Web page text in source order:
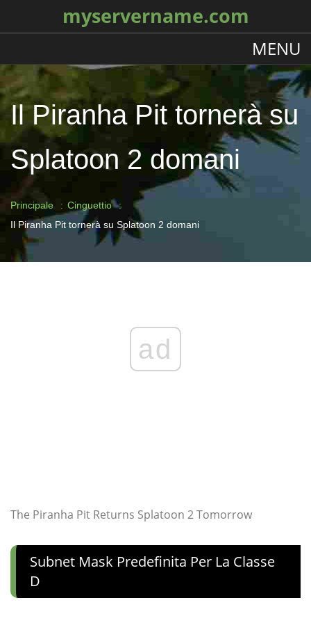
myservername.com
MENU
Il Piranha Pit tornerà su
Splatoon 2 domani
Principale
Cinguettio
Il Piranha Pit tornerà su Splatoon 2 domani
ad
The Piranha Pit Returns Splatoon 2 Tomorrow
Subnet Mask Predefinita Per La Classe
D